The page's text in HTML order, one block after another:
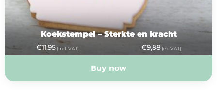
Koekstempel – Sterkte en kracht
€11,95 (incl. VAT) €9,88(ex. VAT)
Buy now